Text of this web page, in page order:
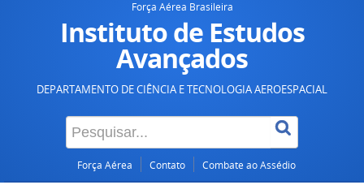
Legislação
Canais
Força Aérea Brasileira
Instituto de Estudos
Avançados
DEPARTAMENTO DE CIÊNCIA E TECNOLOGIA AEROESPACIAL
Força Aérea Contato Combate ao Assédio